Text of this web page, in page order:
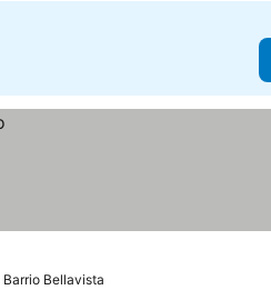
Barrio Bellavista